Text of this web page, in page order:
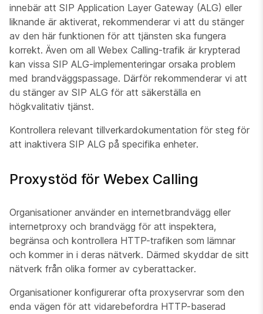
innebär att SIP Application Layer Gateway (ALG) eller
liknande är aktiverat, rekommenderar vi att du stänger
av den här funktionen för att tjänsten ska fungera
korrekt. Även om all Webex Calling-trafik är krypterad
kan vissa SIP ALG-implementeringar orsaka problem
med brandväggspassage. Därför rekommenderar vi att
du stänger av SIP ALG för att säkerställa en
högkvalitativ tjänst.
Kontrollera relevant tillverkardokumentation för steg för
att inaktivera SIP ALG på specifika enheter.
Proxystöd för Webex Calling
Organisationer använder en internetbrandvägg eller
internetproxy och brandvägg för att inspektera,
begränsa och kontrollera HTTP-trafiken som lämnar
och kommer in i deras nätverk. Därmed skyddar de sitt
nätverk från olika former av cyberattacker.
Organisationer konfigurerar ofta proxyservrar som den
enda vägen för att vidarebefordra HTTP-baserad